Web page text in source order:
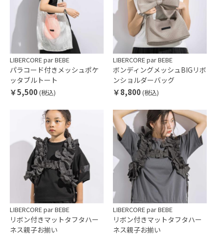
LIBERCORE par BEBE
パラコード付きメッシュポケ
ッタブルトート
￥5,500(税込)
LIBERCORE par BEBE
ボンディングメッシュBIGリボ
ンショルダーバッグ
￥8,800(税込)
LIBERCORE par BEBE
リボン付きマットタフタハー
ネス親子お揃い
LIBERCORE par BEBE
リボン付きマットタフタハー
ネス親子お揃い